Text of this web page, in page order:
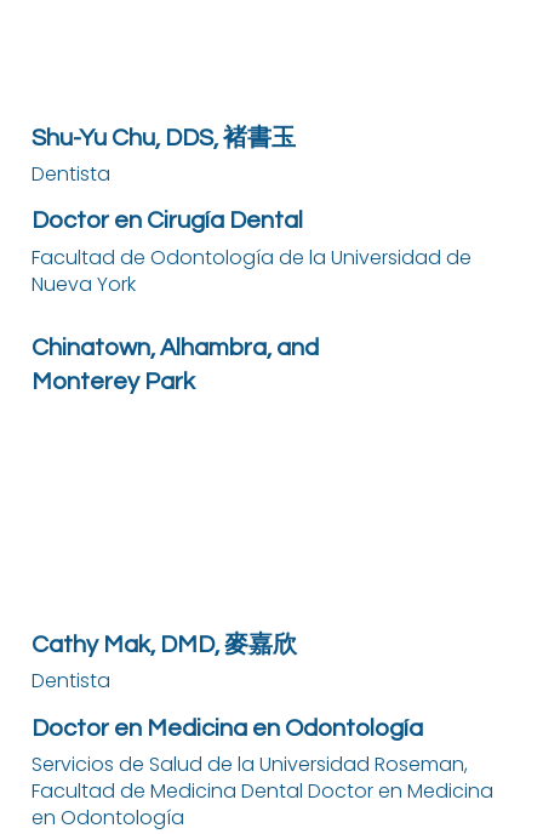
Shu-Yu Chu, DDS, 褚書玉
Dentista
Doctor en Cirugía Dental
Facultad de Odontología de la Universidad de
Nueva York
Chinatown, Alhambra, and
Monterey Park
Cathy Mak, DMD, 麥嘉欣
Dentista
Doctor en Medicina en Odontología
Servicios de Salud de la Universidad Roseman,
Facultad de Medicina Dental Doctor en Medicina
en Odontología